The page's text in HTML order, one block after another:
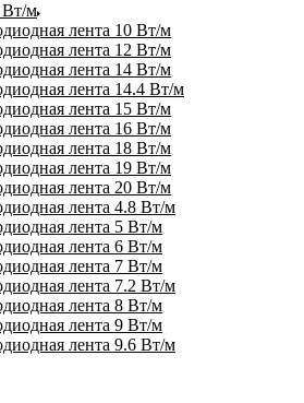
м
лента 10 Вт/м
лента 12 Вт/м
лента 14 Вт/м
лента 14.4 Вт/м
лента 15 Вт/м
лента 16 Вт/м
лента 18 Вт/м
лента 19 Вт/м
лента 20 Вт/м
лента 4.8 Вт/м
лента 5 Вт/м
лента 6 Вт/м
лента 7 Вт/м
лента 7.2 Вт/м
лента 8 Вт/м
лента 9 Вт/м
лента 9.6 Вт/м